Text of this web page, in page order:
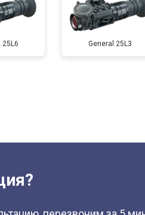
25L6 General 25L3